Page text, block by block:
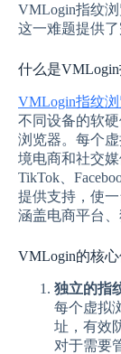
VMLogin指纹
这一难题提供了
什么是
VMLogin指纹
不同设备的软
浏览器。每个
境电商和社交媒
TikTok、
提供支持，使
涵盖电商平台、
VMLogin的核
独立的指
每个虚拟
址，有效
对于需要